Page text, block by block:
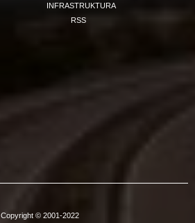
INFRASTRUKTURA
RSS
Copyright © 2001-2022